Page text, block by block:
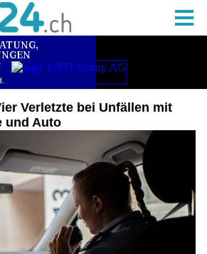
Verletzte bei Unfällen mit
und Auto